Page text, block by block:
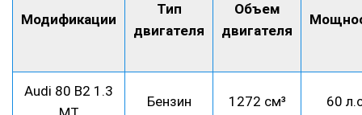
Модификации
Тип
двигателя
Объем
двигателя
Audi 80 B2 1.3
Бензин 1272 см³ 60